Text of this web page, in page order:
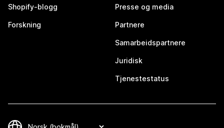
Shopify-blogg
Forskning
Presse og media
Partnere
Samarbeidspartnere
Juridisk
Tjenestestatus